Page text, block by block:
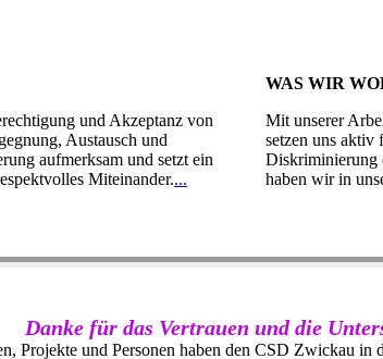
und Akzeptanz von
Austausch und
aufmerksam und setzt ein
Miteinander....
WAS WIR
Mit unserer
setzen uns aktiv
Diskriminierung
haben wir in
Danke für das Vertrauen und die
Projekte und Personen haben den CSD Zwickau in